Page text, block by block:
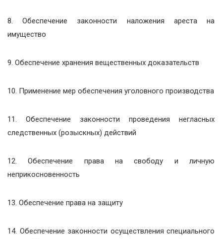
8. Обеспечение законности наложения ареста на
имущество
9. Обеспечение хранения вещественных доказательств
10. Применение мер обеспечения уголовного производства
11. Обеспечение законности проведения негласных
следственных (розыскных) действий
12. Обеспечение права на свободу и личную
неприкосновенность
13. Обеспечение права на защиту
14. Обеспечение законности осуществления специального